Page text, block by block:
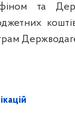
та